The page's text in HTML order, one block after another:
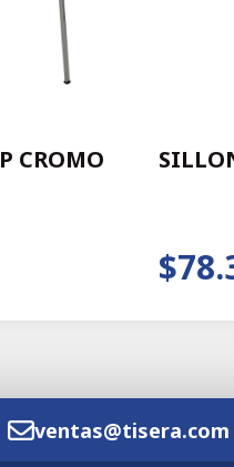
CROMO
ventas@tisera.com